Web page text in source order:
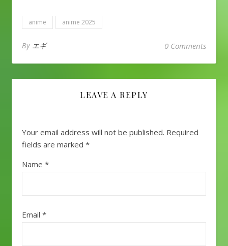
anime anime 2025
By エギ 0 Comments
LEAVE A REPLY
Your email address will not be published. Required
fields are marked *
Name *
Email *